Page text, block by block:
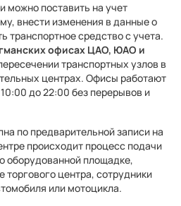
можно поставить на учет
внести изменения в данные о
транспортное средство с учета.
офисах ЦАО, ЮАО и
транспортных узлов в
центрах. Офисы работают
до 22:00 без перерывов и
по предварительной записи на
происходит процесс подачи
оборудованной площадке,
торгового центра, сотрудники
или мотоцикла.